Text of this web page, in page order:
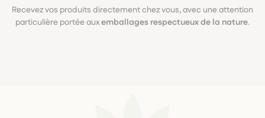
Recevez vos produits directement chez vous, avec une attention
particulière portée auxemballages respectueux de la nature.